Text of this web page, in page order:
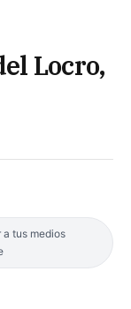
Locro,
a tus medios